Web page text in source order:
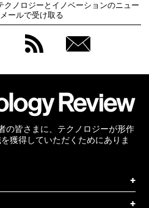
クノロジーとイノベーションのニュー
ールで受け取る
の皆さまに、テクノロジーが形作
獲得していただくためにありま
+
+